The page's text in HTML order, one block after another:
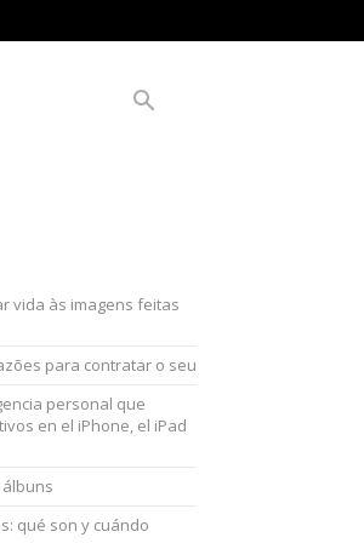
vida às imagens feitas
para contratar o seu
personal que
en el iPhone, el iPad
qué son y cuándo